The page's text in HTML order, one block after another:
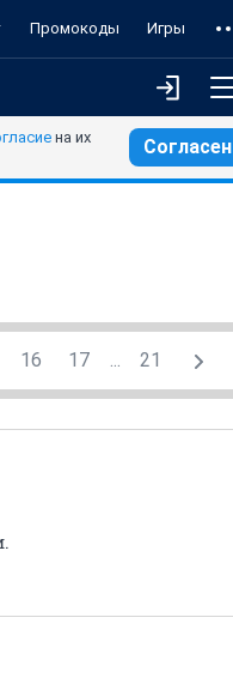
Промокоды Игры
на их
Согласен
16 17 ... 21